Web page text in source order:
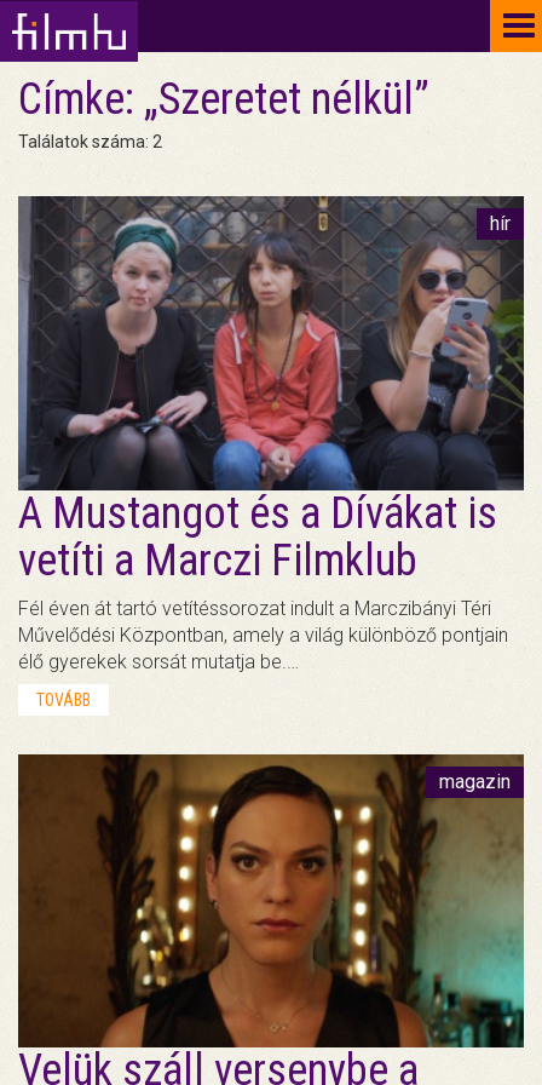
Címke: „Szeretet nélkül”
Találatok száma: 2
hír
A Mustangot és a Dívákat is
vetíti a Marczi Filmklub
Fél éven át tartó vetítéssorozat indult a Marczibányi Téri
Művelődési Központban, amely a világ különböző pontjain
élő gyerekek sorsát mutatja be.…
TOVÁBB
magazin
Velük száll versenybe a